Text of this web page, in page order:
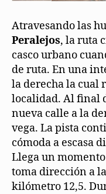
Atravesando las
Peralejos, la ruta
casco urbano
de ruta. En una
la derecha la cual
localidad. Al final
nueva calle a la
vega. La pista
cómoda a escasa
Llega un
toma dirección a
kilómetro 12,5.